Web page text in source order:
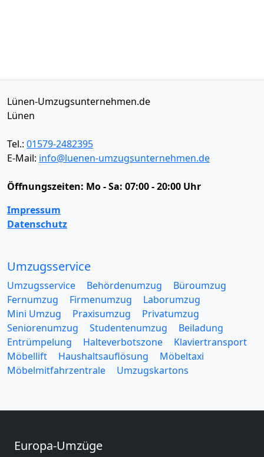
Lünen-Umzugsunternehmen.de
Lünen
Tel.: 01579-2482395
E-Mail: info@luenen-umzugsunternehmen.de
Öffnungszeiten: Mo - Sa: 07:00 - 20:00 Uhr
Impressum
Datenschutz
Umzugsservice
Umzugsservice Behördenumzug
Büroumzug
Fernumzug
Firmenumzug
Laborumzug
Mini Umzug
Praxisumzug
Privatumzug
Seniorenumzug
Studentenumzug
Beiladung
Entrümpelung
Halteverbotszone
Klaviertransport
Möbellift
Haushaltsauflösung
Möbeltaxi
Möbelmitfahrzentrale
Umzugskartons
Europa-Umzüge